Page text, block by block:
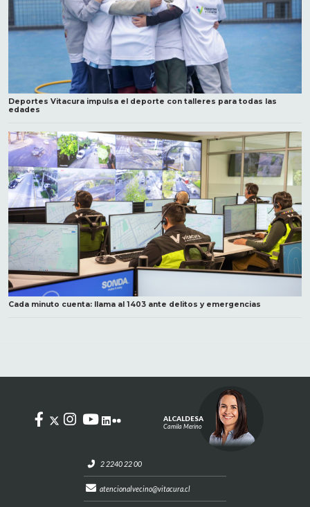
Deportes Vitacura impulsa el deporte con talleres para todas las
edades
Cada minuto cuenta: llama al 1403 ante delitos y emergencias
2 2240 22 00
atencionalvecino@vitacura.cl
ALCALDESA
Camila Merino